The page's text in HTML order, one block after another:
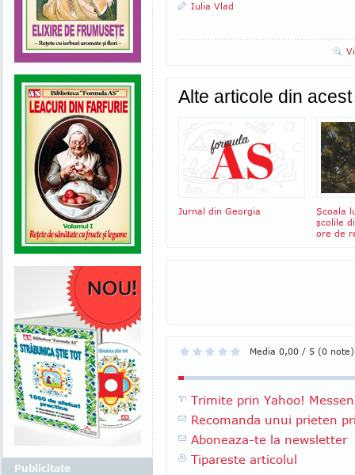
Iulia Vlad
Alte articole din
Jurnal din Georgia
Şcoala
şcolile
ore de
Media 0,00 / 5 (0 note)
Trimite prin Yahoo!
Recomanda unui prieten
Aboneaza-te la newsletter
Tipareste articolul
Publicitate